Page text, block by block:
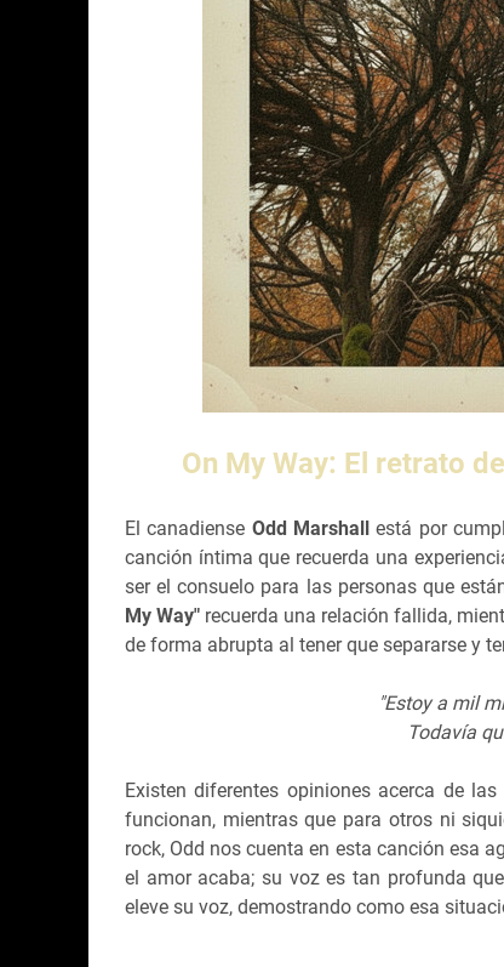
On My Way: El retrato
El canadiense Odd Marshallestá por
canción íntima que recuerda una
ser el consuelo para las personas que
My Way" recuerda una relación fallida,
de forma abrupta al tener que separarse y
"Estoy a mil
Todavía
Existen diferentes opiniones acerca de
funcionan, mientras que para otros ni
rock, Odd nos cuenta en esta canción esa
el amor acaba; su voz es tan profunda
eleve su voz, demostrando como esa